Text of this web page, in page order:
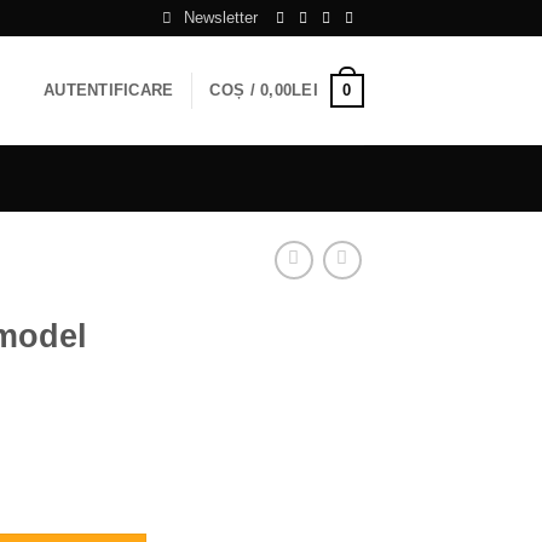
Newsletter
AUTENTIFICARE COȘ /0,00LEI 0